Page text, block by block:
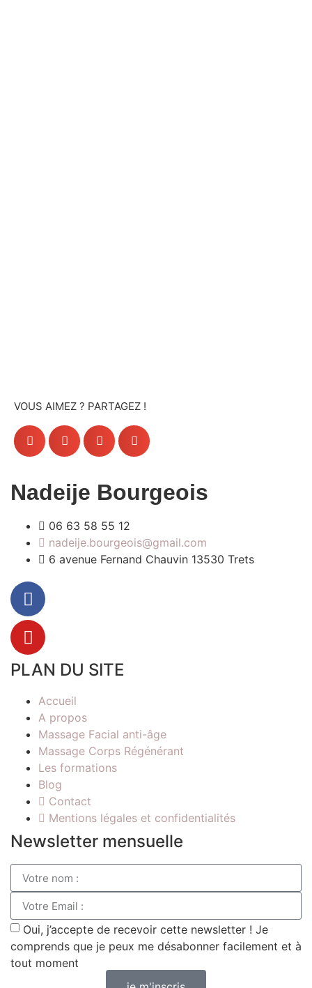
VOUS AIMEZ ? PARTAGEZ !
Nadeije Bourgeois
06 63 58 55 12
nadeije.bourgeois@gmail.com
6 avenue Fernand Chauvin 13530 Trets
PLAN DU SITE
Accueil
A propos
Massage Facial anti-âge
Massage Corps Régénérant
Les formations
Blog
Contact
Mentions légales et confidentialités
Newsletter mensuelle
Oui, j’accepte de recevoir cette newsletter ! Je
comprends que je peux me désabonner facilement et à
tout moment